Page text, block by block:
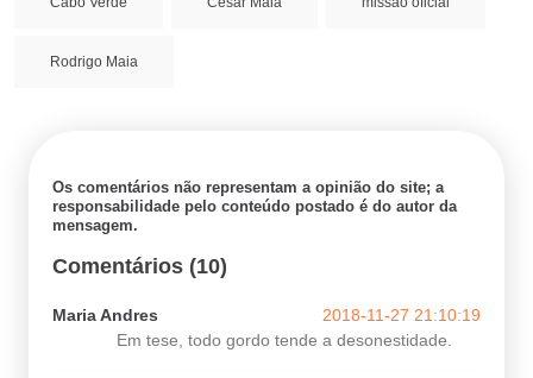
Rodrigo Maia
Os comentários não representam a opinião do site; a
responsabilidade pelo conteúdo postado é do autor da
mensagem.
Comentários (10)
Maria Andres
2018-11-27 21:10:19
Em tese, todo gordo tende a desonestidade.